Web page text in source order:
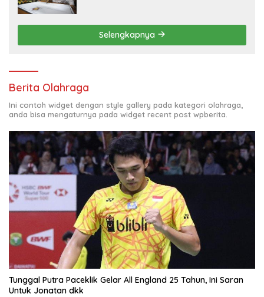
Selengkapnya
Berita Olahraga
Ini contoh widget dengan style gallery pada kategori olahraga,
anda bisa mengaturnya pada widget recent post wpberita.
Tunggal Putra Paceklik Gelar All England 25 Tahun, Ini Saran
Untuk Jonatan dkk